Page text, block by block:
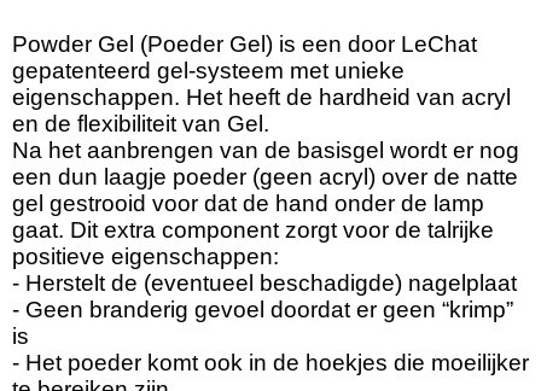
Powder Gel (Poeder Gel) is een door LeChat
gepatenteerd gel-systeem met unieke
eigenschappen. Het heeft de hardheid van acryl
en de flexibiliteit van Gel.
Na het aanbrengen van de basisgel wordt er nog
een dun laagje poeder (geen acryl) over de natte
gel gestrooid voor dat de hand onder de lamp
gaat. Dit extra component zorgt voor de talrijke
positieve eigenschappen:
- Herstelt de (eventueel beschadigde) nagelplaat
- Geen branderig gevoel doordat er geen “krimp”
is
- Het poeder komt ook in de hoekjes die moeilijker